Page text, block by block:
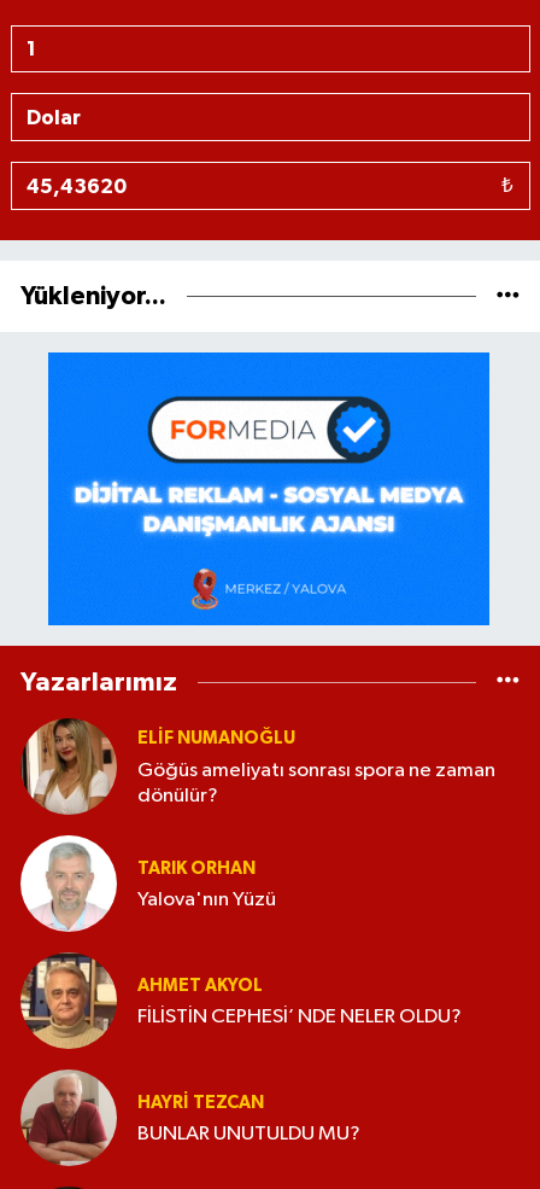
₺
Yükleniyor...
Yazarlarımız
ELİF NUMANOĞLU
Göğüs ameliyatı sonrası spora ne zaman
dönülür?
TARIK ORHAN
Yalova'nın Yüzü
AHMET AKYOL
FİLİSTİN CEPHESİ’ NDE NELER OLDU?
HAYRI TEZCAN
BUNLAR UNUTULDU MU?